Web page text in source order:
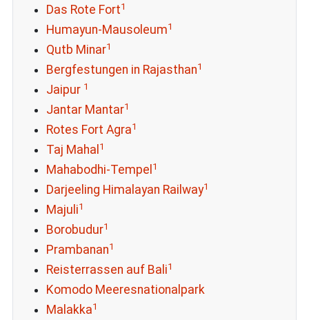
Das Rote Fort1
Humayun-Mausoleum1
Qutb Minar1
Bergfestungen in Rajasthan1
Jaipur 1
Jantar Mantar1
Rotes Fort Agra1
Taj Mahal 1
Mahabodhi-Tempel 1
Darjeeling Himalayan Railway1
Majuli1
Borobudur1
Prambanan1
Reisterrassen auf Bali1
Komodo Meeresnationalpark
Malakka1